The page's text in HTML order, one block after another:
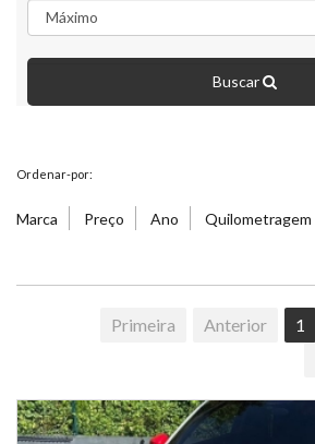
Buscar
Ordenar-por:
Marca Preço Ano Quilometragem
Primeira Anterior 1